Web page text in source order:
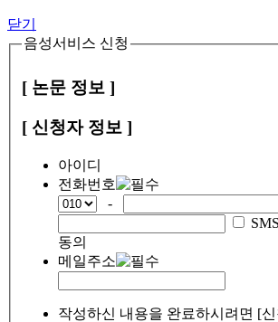
닫기
음성서비스 신청
[ 논문 정보 ]
[ 신청자 정보 ]
아이디
전화번호
-
동의
메일주소
작성하신 내용을 완료하시려면 [